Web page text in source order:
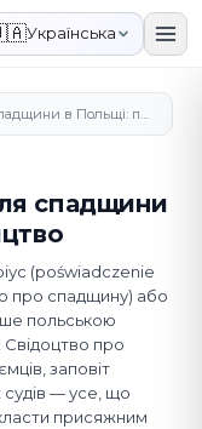
Українська
Переклад документів для спадщини в Польщі: повне керівництво
спадщини
(poświadczenie
про спадщину) або
польською
. Свідоцтво про
заповіт
— усе, що
присяжним